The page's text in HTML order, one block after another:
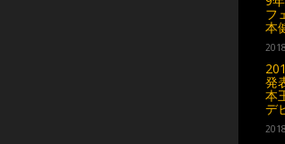
フ
本
発
本
デ